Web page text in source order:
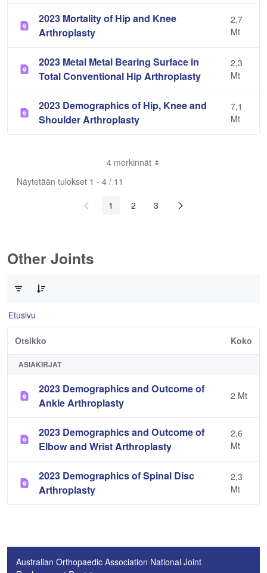
2023 Mortality of Hip and Knee
Arthroplasty
2,7
Mt
2023 Metal Metal Bearing Surface in
Total Conventional Hip Arthroplasty
2,3
Mt
2023 Demographics of Hip, Knee and
Shoulder Arthroplasty
7,1
Mt
4 merkinnät
Näytetään tulokset 1 - 4 / 11
1
2 3
Other Joints
Etusivu
Otsikko Koko
ASIAKIRJAT
2023 Demographics and Outcome of
Ankle Arthroplasty
2 Mt
2023 Demographics and Outcome of
Elbow and Wrist Arthroplasty
2,6
Mt
2023 Demographics of Spinal Disc
Arthroplasty
2,3
Mt
Australian Orthopaedic Association National Joint